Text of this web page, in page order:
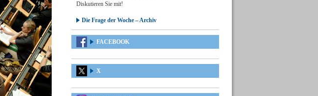
Diskutieren Sie mit!
Die Frage der Woche – Archiv
FACEBOOK
X